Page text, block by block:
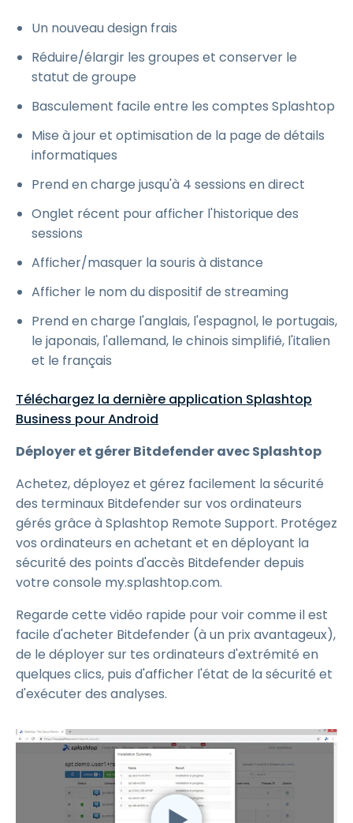
Un nouveau design frais
Réduire/élargir les groupes et conserver le
statut de groupe
Basculement facile entre les comptes Splashtop
Mise à jour et optimisation de la page de détails
informatiques
Prend en charge jusqu'à 4 sessions en direct
Onglet récent pour afficher l'historique des
sessions
Afficher/masquer la souris à distance
Afficher le nom du dispositif de streaming
Prend en charge l'anglais, l'espagnol, le portugais,
le japonais, l'allemand, le chinois simplifié, l'italien
et le français
Téléchargez la dernière application Splashtop
Business pour Android
Déployer et gérer Bitdefender avec Splashtop
Achetez, déployez et gérez facilement la sécurité
des terminaux Bitdefender sur vos ordinateurs
gérés grâce à Splashtop Remote Support. Protégez
vos ordinateurs en achetant et en déployant la
sécurité des points d'accès Bitdefender depuis
votre console my.splashtop.com.
Regarde cette vidéo rapide pour voir comme il est
facile d'acheter Bitdefender (à un prix avantageux),
de le déployer sur tes ordinateurs d'extrémité en
quelques clics, puis d'afficher l'état de la sécurité et
d'exécuter des analyses.